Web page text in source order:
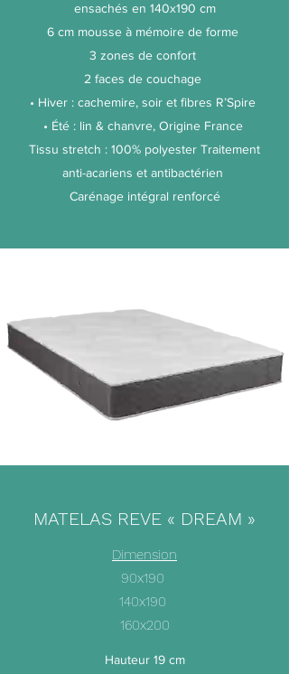
ensachés en 140x190 cm
6 cm mousse à mémoire de forme
3 zones de confort
2 faces de couchage
• Hiver : cachemire, soir et fibres R’Spire
• Été : lin & chanvre, Origine France
Tissu stretch : 100% polyester Traitement
anti-acariens et antibactérien
Carénage intégral renforcé
MATELAS REVE « DREAM »
Dimension
90x190
140x190
160x200
Hauteur 19 cm